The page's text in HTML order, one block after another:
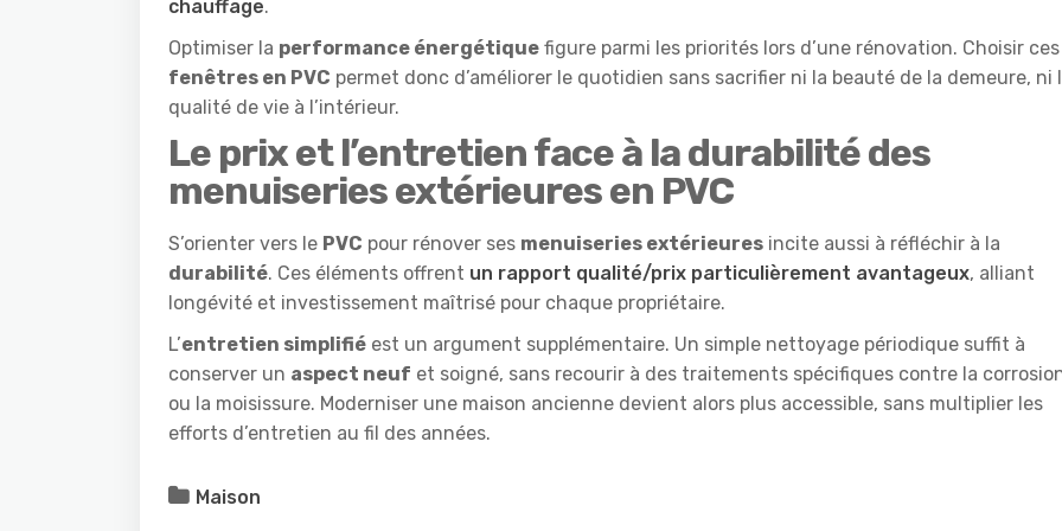
chauffage.
Optimiser la performance énergétique figure parmi les priorités lors d’une rénovation. Choisir ces
fenêtres en PVC permet donc d’améliorer le quotidien sans sacrifier ni la beauté de la demeure, ni
qualité de vie à l’intérieur.
Le prix et l’entretien face à la durabilité des
menuiseries extérieures en PVC
S’orienter vers le PVC pour rénover ses menuiseries extérieures incite aussi à réfléchir à la
durabilité. Ces éléments offrent un rapport qualité/prix particulièrement avantageux, alliant
longévité et investissement maîtrisé pour chaque propriétaire.
L’entretien simplifié est un argument supplémentaire. Un simple nettoyage périodique suffit à
conserver un aspect neuf et soigné, sans recourir à des traitements spécifiques contre la
ou la moisissure. Moderniser une maison ancienne devient alors plus accessible, sans multiplier les
efforts d’entretien au fil des années.
Maison